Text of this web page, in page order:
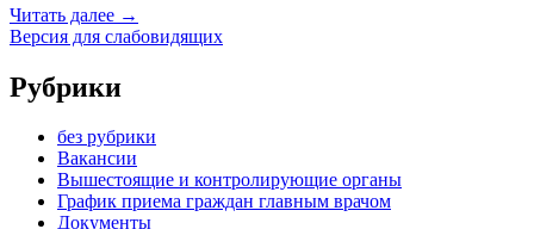
Читать далее «Дайте
только
Мед»
соблюдении
сроков
и
порядка
→
Версия для слабовидящих
Рубрики
без рубрики
Вакансии
Вышестоящие и контролирующие органы
График приема граждан главным врачом
Документы